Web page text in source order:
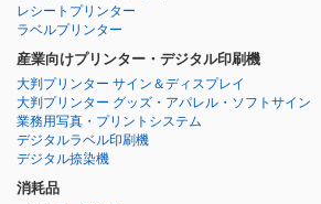
レシートプリンター
ラベルプリンター
産業向けプリンター・デジタル印刷機
大判プリンター サイン＆ディスプレイ
大判プリンター グッズ・アパレル・ソフトサイン
業務用写真・プリントシステム
デジタルラベル印刷機
デジタル捺染機
消耗品